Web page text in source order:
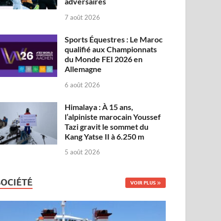
7 août 2026
Sports Équestres : Le Maroc
qualifié aux Championnats
du Monde FEI 2026 en
Allemagne
6 août 2026
Himalaya : À 15 ans,
l’alpiniste marocain Youssef
Tazi gravit le sommet du
Kang Yatse II à 6.250 m
5 août 2026
VOIR PLUS